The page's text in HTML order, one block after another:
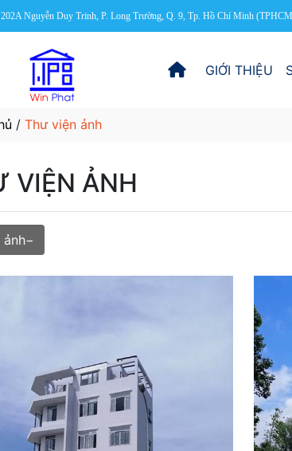
Nguyễn Duy Trinh, P. Long Trường, Q. 9, Tp. Hồ Chí Minh
GIỚI THIỆU
/ Thư viện ảnh
VIỆN ẢNH
ảnh